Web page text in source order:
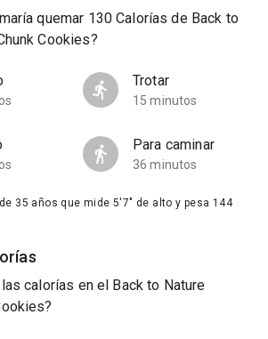
quemar 130 Calorías de Back to
Cookies?
Trotar
15 minutos
Para caminar
36 minutos
35 años que mide 5'7" de alto y pesa 144
calorías en el Back to Nature